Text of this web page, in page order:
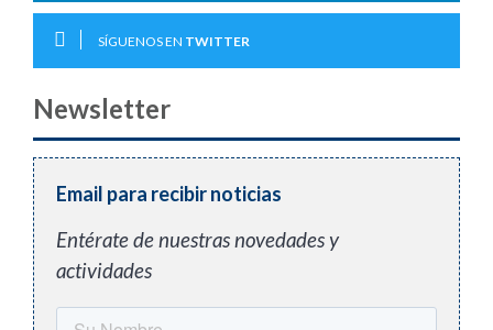
SÍGUENOS EN TWITTER
Newsletter
Email para recibir noticias
Entérate de nuestras novedades y
actividades